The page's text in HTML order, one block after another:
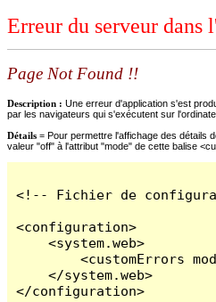
Erreur du serveur dans
Page Not Found !!
Description : Une erreur d'application s'est
par les navigateurs qui s'exécutent sur
Détails = Pour permettre l'affichage des détails
valeur "off" à l'attribut "mode" de cette balise
<!-- Fichier de
<configuration>
    <system.web>
<customErrors
    </system.web>
</configuration>